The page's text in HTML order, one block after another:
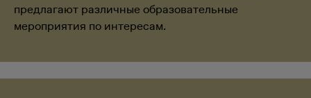
предлагают различные образовательные
мероприятия по интересам.